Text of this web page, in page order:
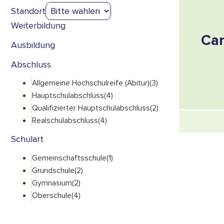
Standort
Weiterbildung
Ausbildung
Abschluss
Allgemeine Hochschulreife (Abitur)(3)
Hauptschulabschluss(4)
Qualifizierter Hauptschulabschluss(2)
Realschulabschluss(4)
Schulart
Gemeinschaftsschule(1)
Grundschule(2)
Gymnasium(2)
Oberschule(4)